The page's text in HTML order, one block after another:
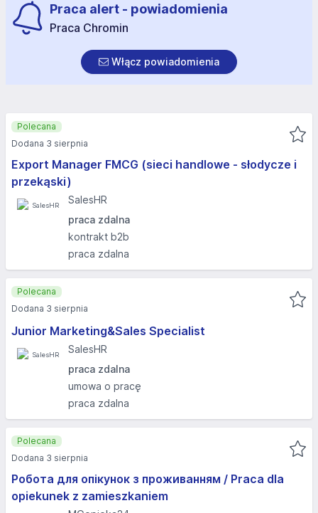
Praca alert - powiadomienia
Praca Chromin
Włącz powiadomienia
Export Manager FMCG (sieci handlowe - słodycze i
przekąski)
SalesHR
praca zdalna
kontrakt b2b
praca zdalna
Polecana
Dodana 3 sierpnia
Junior Marketing&Sales Specialist
SalesHR
praca zdalna
umowa o pracę
praca zdalna
Polecana
Dodana 3 sierpnia
Робота для опікунок з проживанням / Praca dla
opiekunek z zamieszkaniem
Polecana
Dodana 3 sierpnia